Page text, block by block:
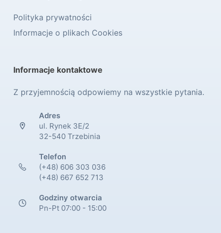
Polityka prywatności
Informacje o plikach Cookies
Informacje kontaktowe
Z przyjemnością odpowiemy na wszystkie pytania.
Adres
ul. Rynek 3E/2
32-540 Trzebinia
Telefon
(+48) 606 303 036
(+48) 667 652 713
Godziny otwarcia
Pn-Pt 07:00 - 15:00